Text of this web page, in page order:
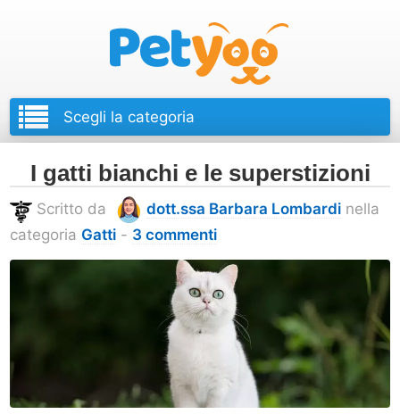
I gatti bianchi e le superstizioni
Scritto da dott.ssa Barbara Lombardi nella
categoria Gatti - 3 commenti